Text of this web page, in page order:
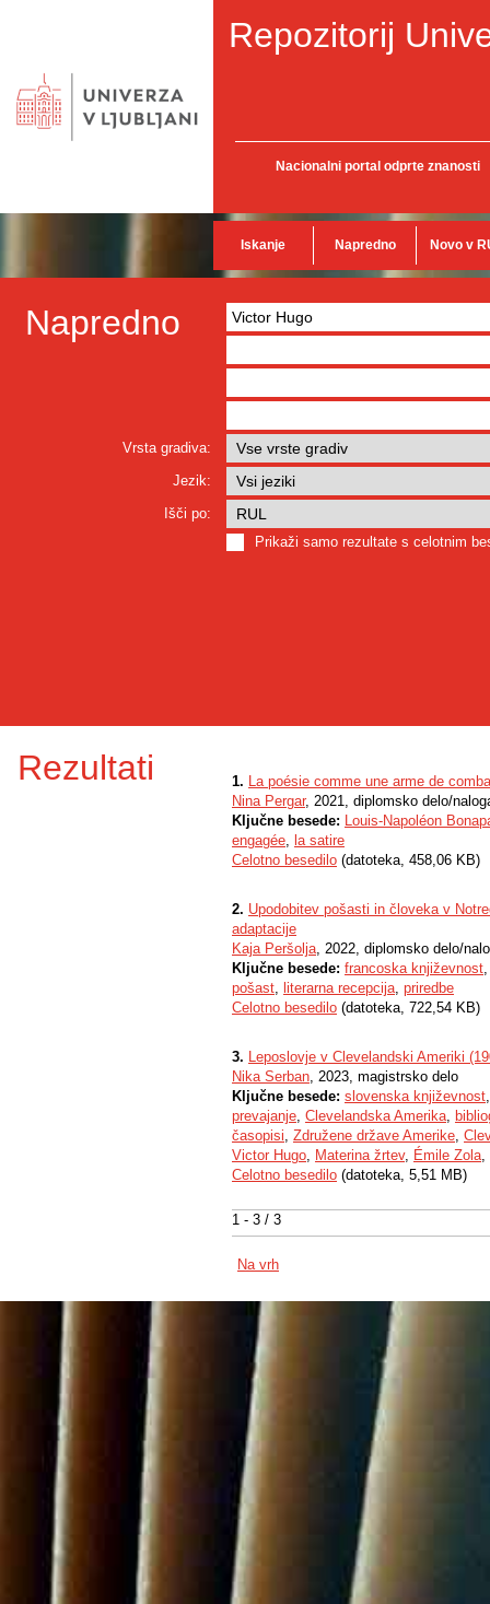
Repozitorij
Nacionalni portal odprte znanosti
Iskanje Napredno Novo v
Napredno
Vrsta gradiva:
Jezik:
Išči po:
Prikaži samo rezultate s celotnim
Rezultati
1 - 3 / 3
1. La poésie comme une arme de
Nina Pergar, 2021, diplomsko delo/
Ključne besede: Louis-Napoléon
engagée, la satire
Celotno besedilo (datoteka, 458,06 KB)
2. Upodobitev pošasti in človeka v
adaptacije
Kaja Peršolja, 2022, diplomsko delo/
Ključne besede: francoska književnost
pošast, literarna recepcija, priredbe
Celotno besedilo (datoteka, 722,54 KB)
3. Leposlovje v Clevelandski Ameriki
Nika Serban, 2023, magistrsko delo
Ključne besede: slovenska književnost
prevajanje, Clevelandska Amerika,
časopisi, Združene države Amerike,
Victor Hugo, Materina žrtev, Émile Zola,
Celotno besedilo (datoteka, 5,51 MB)
Na vrh